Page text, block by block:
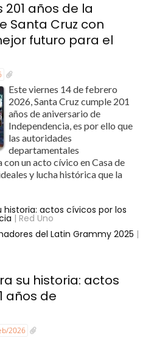
años de la
Santa Cruz con
futuro para el
Este viernes 14 de febrero
2026, Santa Cruz cumple 201
años de aniversario de
Independencia, es por ello que
las autoridades
departamentales
un acto cívico en Casa de
y lucha histórica que la
historia: actos cívicos por los
| Red Uno
del Latin Grammy 2025 |
su historia: actos
años de
2026